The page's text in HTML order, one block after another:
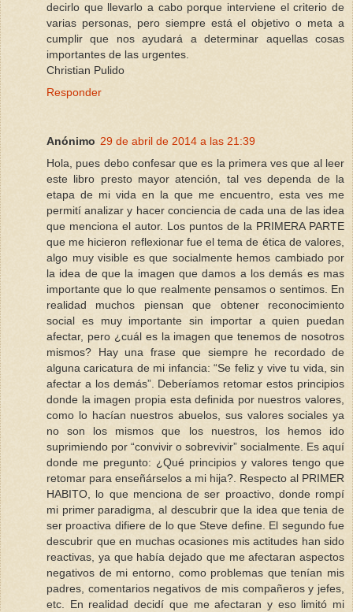
decirlo que llevarlo a cabo porque interviene el criterio de
varias personas, pero siempre está el objetivo o meta a
cumplir que nos ayudará a determinar aquellas cosas
importantes de las urgentes.
Christian Pulido
Responder
Anónimo 29 de abril de 2014 a las 21:39
Hola, pues debo confesar que es la primera ves que al leer
este libro presto mayor atención, tal ves dependa de la
etapa de mi vida en la que me encuentro, esta ves me
permití analizar y hacer conciencia de cada una de las idea
que menciona el autor. Los puntos de la PRIMERA PARTE
que me hicieron reflexionar fue el tema de ética de valores,
algo muy visible es que socialmente hemos cambiado por
la idea de que la imagen que damos a los demás es mas
importante que lo que realmente pensamos o sentimos. En
realidad muchos piensan que obtener reconocimiento
social es muy importante sin importar a quien puedan
afectar, pero ¿cuál es la imagen que tenemos de nosotros
mismos? Hay una frase que siempre he recordado de
alguna caricatura de mi infancia: “Se feliz y vive tu vida, sin
afectar a los demás”. Deberíamos retomar estos principios
donde la imagen propia esta definida por nuestros valores,
como lo hacían nuestros abuelos, sus valores sociales ya
no son los mismos que los nuestros, los hemos ido
suprimiendo por “convivir o sobrevivir” socialmente. Es aquí
donde me pregunto: ¿Qué principios y valores tengo que
retomar para enseñárselos a mi hija?. Respecto al PRIMER
HABITO, lo que menciona de ser proactivo, donde rompí
mi primer paradigma, al descubrir que la idea que tenia de
ser proactiva difiere de lo que Steve define. El segundo fue
descubrir que en muchas ocasiones mis actitudes han sido
reactivas, ya que había dejado que me afectaran aspectos
negativos de mi entorno, como problemas que tenían mis
padres, comentarios negativos de mis compañeros y jefes,
etc. En realidad decidí que me afectaran y eso limitó mi